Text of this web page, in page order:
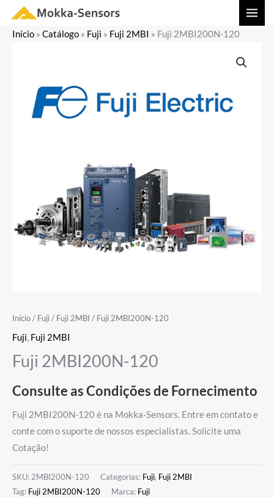
Início » Catálogo » Fuji » Fuji 2MBI » Fuji 2MBI200N-120
Início/ Fuji/ Fuji 2MBI / Fuji 2MBI200N-120
Fuji, Fuji 2MBI
Fuji 2MBI200N-120
Consulte as Condições de Fornecimento
Fuji 2MBI200N-120 é na Mokka-Sensors. Entre em contato e
conte com o suporte de nossos especialistas. Solicite uma
Cotação!
SKU: 2MBI200N-120 Categorias: Fuji, Fuji 2MBI
Tag: Fuji 2MBI200N-120 Marca: Fuji